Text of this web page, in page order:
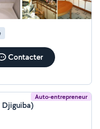
Contacter
Auto-entrepreneur
Djiguiba)